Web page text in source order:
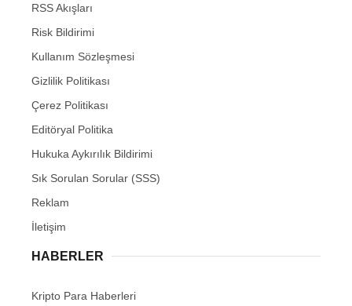
RSS Akışları
Risk Bildirimi
Kullanım Sözleşmesi
Gizlilik Politikası
Çerez Politikası
Editöryal Politika
Hukuka Aykırılık Bildirimi
Sık Sorulan Sorular (SSS)
Reklam
İletişim
HABERLER
Kripto Para Haberleri